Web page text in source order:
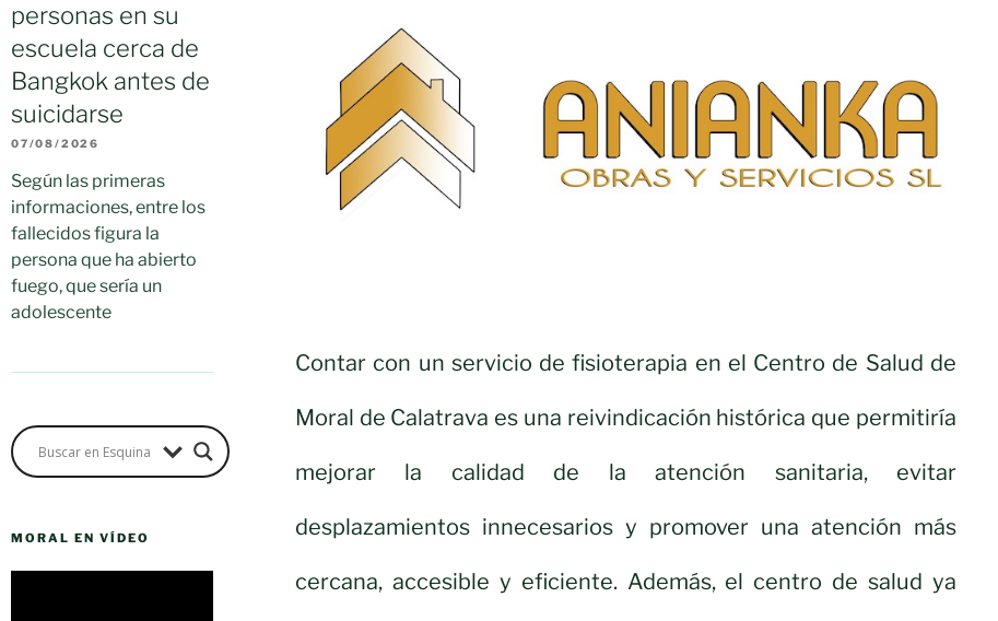
personas en su
escuela cerca de
Bangkok antes de
suicidarse
07/08/2026
Según las primeras
informaciones, entre los
fallecidos figura la
persona que ha abierto
fuego, que sería un
adolescente
MORAL EN VÍDEO
Contar con un servicio de fisioterapia en el Centro de Salud de
Moral de Calatrava es una reivindicación histórica que permitiría
mejorar la calidad de la atención sanitaria, evitar
desplazamientos innecesarios y promover una atención más
cercana, accesible y eficiente. Además, el centro de salud ya